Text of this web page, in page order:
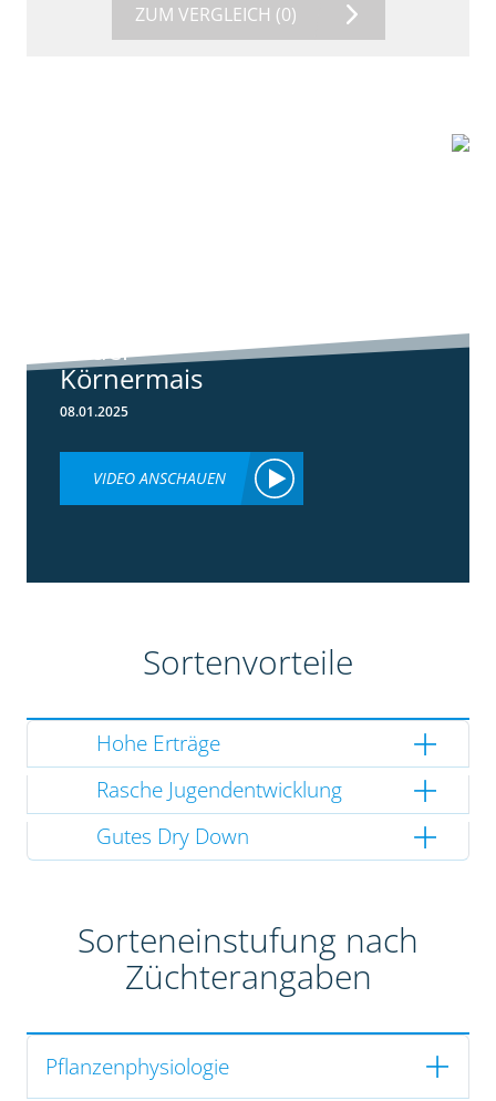
ZUM VERGLEICH (0)
neuer
Körnermais
08.01.2025
VIDEO ANSCHAUEN
Sortenvorteile
Hohe Erträge
Rasche Jugendentwicklung
Gutes Dry Down
Sorteneinstufung nach
Züchterangaben
Pflanzenphysiologie